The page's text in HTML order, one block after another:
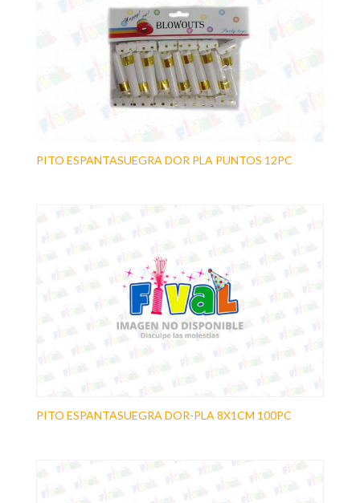
PITO ESPANTASUEGRA DOR PLA PUNTOS 12PC
PITO ESPANTASUEGRA DOR-PLA 8X1CM 100PC